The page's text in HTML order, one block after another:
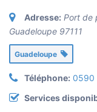
Adresse: Port de
Guadeloupe 97111
Guadeloupe
Téléphone: 0590
Services